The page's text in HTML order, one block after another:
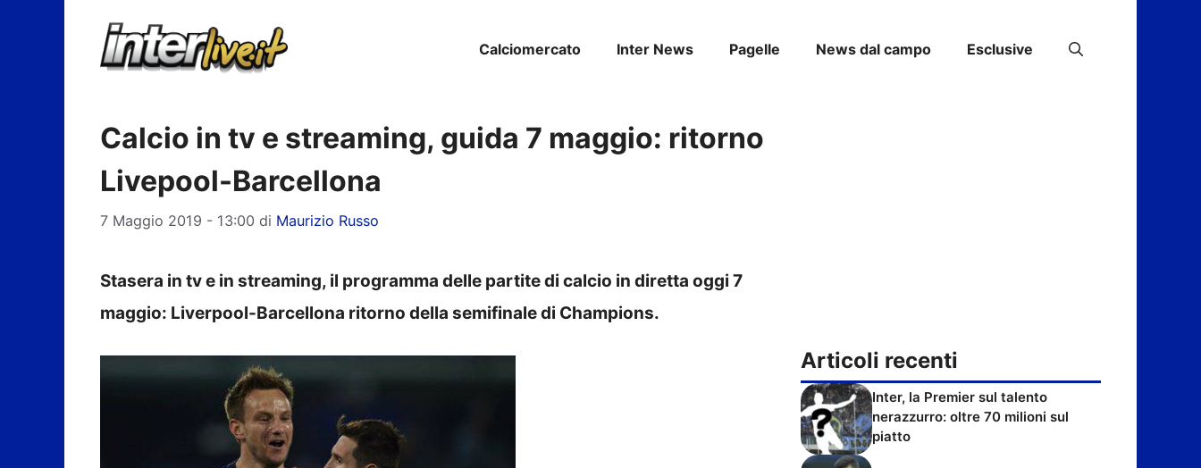
Calciomercato Inter News Pagelle News dal campo Esclusive
Calcio in tv e streaming, guida 7 maggio: ritorno
Livepool-Barcellona
7 Maggio 2019 - 13:00 di Maurizio Russo
Stasera in tv e in streaming, il programma delle partite di calcio in diretta oggi 7
maggio: Liverpool-Barcellona ritorno della semifinale di Champions.
Articoli recenti
Inter, la Premier sul talento
nerazzurro: oltre 70 milioni sul
piatto